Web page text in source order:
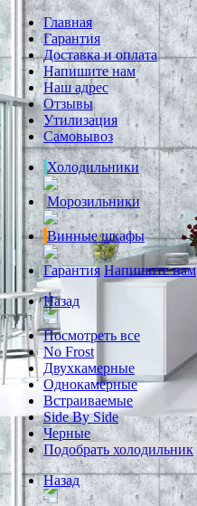
Главная
Гарантия
Доставка и оплата
Напишите нам
Наш адрес
Отзывы
Утилизация
Самовывоз
Холодильники
Морозильники
Винные шкафы
Гарантия Напишите нам
Назад
Посмотреть все
No Frost
Двухкамерные
Однокамерные
Встраиваемые
Side By Side
Черные
Подобрать холодильник
Назад